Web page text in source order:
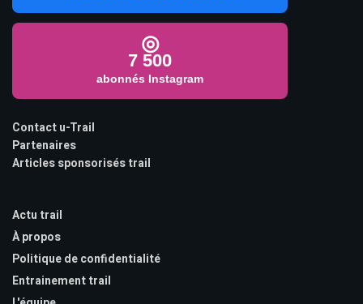
◎
7 500
abonnés Instagram
Contact u-Trail
Partenaires
Articles sponsorisés trail
Actu trail
À propos
Politique de confidentialité
Entrainement trail